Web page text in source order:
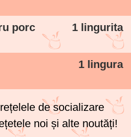
porc 1 lingurita
1 lingura
de socializare
noi și alte noutăți!